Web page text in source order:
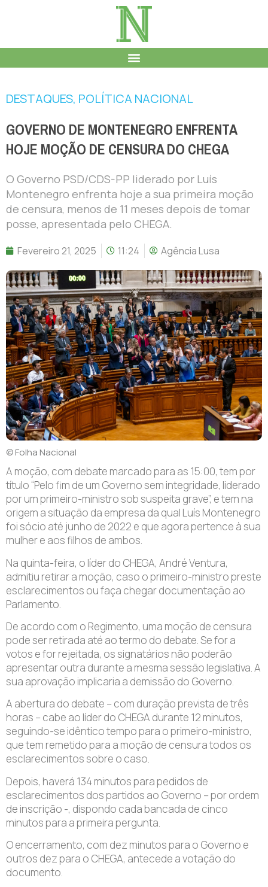
DESTAQUES, POLÍTICA NACIONAL
GOVERNO DE MONTENEGRO ENFRENTA
HOJE MOÇÃO DE CENSURA DO CHEGA
O Governo PSD/CDS-PP liderado por Luís
Montenegro enfrenta hoje a sua primeira moção
de censura, menos de 11 meses depois de tomar
posse, apresentada pelo CHEGA.
Fevereiro 21, 2025 11:24 Agência Lusa
© Folha Nacional
A moção, com debate marcado para as 15:00, tem por
título “Pelo fim de um Governo sem integridade, liderado
por um primeiro-ministro sob suspeita grave”, e tem na
origem a situação da empresa da qual Luís Montenegro
foi sócio até junho de 2022 e que agora pertence à sua
mulher e aos filhos de ambos.
Na quinta-feira, o líder do CHEGA, André Ventura,
admitiu retirar a moção, caso o primeiro-ministro preste
esclarecimentos ou faça chegar documentação ao
Parlamento.
De acordo com o Regimento, uma moção de censura
pode ser retirada até ao termo do debate. Se for a
votos e for rejeitada, os signatários não poderão
apresentar outra durante a mesma sessão legislativa. A
sua aprovação implicaria a demissão do Governo.
A abertura do debate – com duração prevista de três
horas – cabe ao líder do CHEGA durante 12 minutos,
seguindo-se idêntico tempo para o primeiro-ministro,
que tem remetido para a moção de censura todos os
esclarecimentos sobre o caso.
Depois, haverá 134 minutos para pedidos de
esclarecimentos dos partidos ao Governo – por ordem
de inscrição -, dispondo cada bancada de cinco
minutos para a primeira pergunta.
O encerramento, com dez minutos para o Governo e
outros dez para o CHEGA, antecede a votação do
documento.